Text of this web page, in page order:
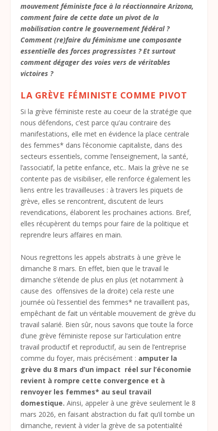
mouvement féministe face à la réactionnaire Arizona,
comment faire de cette date un pivot de la
mobilisation contre le gouvernement fédéral ?
Comment (re)faire du féminisme une composante
essentielle des forces progressistes ? Et surtout
comment dégager des voies vers de véritables
victoires ?
LA GRÈVE FÉMINISTE COMME PIVOT
Si la grève féministe reste au coeur de la stratégie que
nous défendons, c’est parce qu’au contraire des
manifestations, elle met en évidence la place centrale
des femmes* dans l’économie capitaliste, dans des
secteurs essentiels, comme l’enseignement, la santé,
l’associatif, la petite enfance, etc.. Mais la grève ne se
contente pas de visibiliser, elle renforce également les
liens entre les travailleuses : à travers les piquets de
grève, elles se rencontrent, discutent de leurs
revendications, élaborent les prochaines actions. Bref,
elles récupèrent du temps pour faire de la politique et
reprendre leurs affaires en main.
Nous regrettons les appels abstraits à une grève le
dimanche 8 mars. En effet, bien que le travail le
dimanche s’étende de plus en plus (et notamment à
cause des offensives de la droite) cela reste une
journée où l’essentiel des femmes* ne travaillent pas,
empêchant de fait un véritable mouvement de grève du
travail salarié. Bien sûr, nous savons que toute la force
d’une grève féministe repose sur l’articulation entre
travail productif et reproductif, au sein de l’entreprise
comme du foyer, mais précisément : amputer la
grève du 8 mars d’un impact réel sur l’économie
revient à rompre cette convergence et à
renvoyer les femmes* au seul travail
domestique. Ainsi, appeler à une grève seulement le 8
mars 2026, en faisant abstraction du fait qu’il tombe un
dimanche, revient à vider la grève de sa potentialité